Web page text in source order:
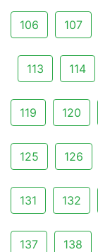
106 107
113 114
119 120
125 126
131 132
137 138